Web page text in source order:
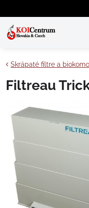
Skrápaté filtre a
Filtreau